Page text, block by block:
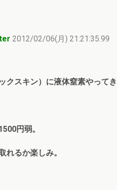
2012/02/06(月) 21:21:35.99
クスキン）に液体窒素やってき
円弱。
れるか楽しみ。